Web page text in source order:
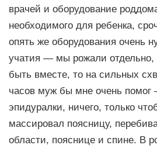
врачей и оборудование
необходимого для ребенка,
опять же оборудования очень
учатия — мы рожали
быть вместе, то на сильных
часов муж бы мне очень помог
эпидуралки, ничего, только
массировал поясницу,
области, пояснице и спине. В